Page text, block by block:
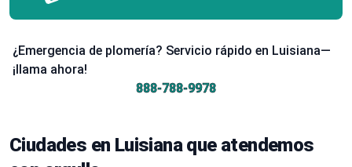
¿Emergencia de plomería? Servicio rápido en Luisiana—
¡llama ahora!
888-788-9978
Ciudades en Luisiana que atendemos